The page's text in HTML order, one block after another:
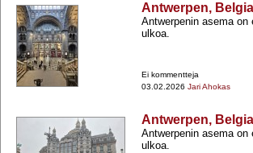
Antwerpen, Belgia
Antwerpenin asema
ulkoa.
Ei kommentteja
03.02.2026 Jari Ahokas
Antwerpen, Belgia
Antwerpenin asema
ulkoa.